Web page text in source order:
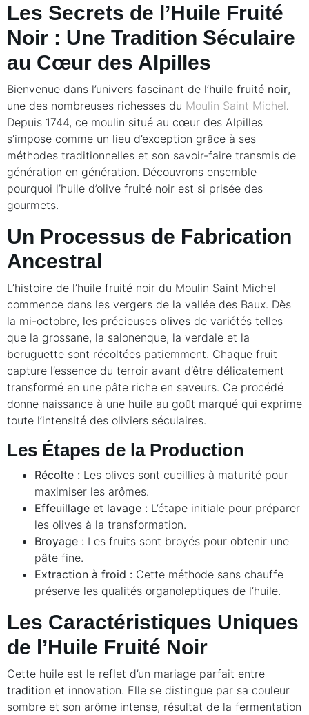
Les Secrets de l’Huile Fruité
Noir : Une Tradition Séculaire
au Cœur des Alpilles
Bienvenue dans l’univers fascinant de l’huile fruité noir,
une des nombreuses richesses du Moulin Saint Michel.
Depuis 1744, ce moulin situé au cœur des Alpilles
s’impose comme un lieu d’exception grâce à ses
méthodes traditionnelles et son savoir-faire transmis de
génération en génération. Découvrons ensemble
pourquoi l’huile d’olive fruité noir est si prisée des
gourmets.
Un Processus de Fabrication
Ancestral
L’histoire de l’huile fruité noir du Moulin Saint Michel
commence dans les vergers de la vallée des Baux. Dès
la mi-octobre, les précieuses olives de variétés telles
que la grossane, la salonenque, la verdale et la
beruguette sont récoltées patiemment. Chaque fruit
capture l’essence du terroir avant d’être délicatement
transformé en une pâte riche en saveurs. Ce procédé
donne naissance à une huile au goût marqué qui exprime
toute l’intensité des oliviers séculaires.
Les Étapes de la Production
Récolte : Les olives sont cueillies à maturité pour
maximiser les arômes.
Effeuillage et lavage : L’étape initiale pour préparer
les olives à la transformation.
Broyage : Les fruits sont broyés pour obtenir une
pâte fine.
Extraction à froid : Cette méthode sans chauffe
préserve les qualités organoleptiques de l’huile.
Les Caractéristiques Uniques
de l’Huile Fruité Noir
Cette huile est le reflet d’un mariage parfait entre
tradition et innovation. Elle se distingue par sa couleur
sombre et son arôme intense, résultat de la fermentation